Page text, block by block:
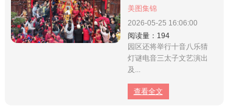
美图集锦
2026-05-25 16:06:00
阅读量：194
园区还将举行十音八乐猜
灯谜电音三太子文艺演出
及...
查看全文